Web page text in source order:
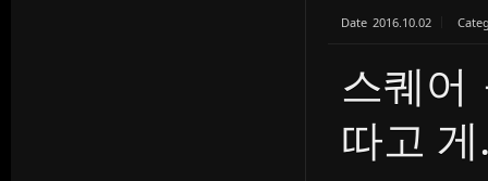
Date 2016.10.02
스퀘어
따고